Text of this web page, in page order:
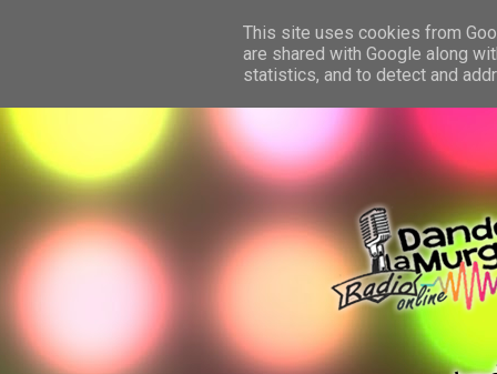
This site uses cookies from
are shared with Google along
statistics, and to detect and